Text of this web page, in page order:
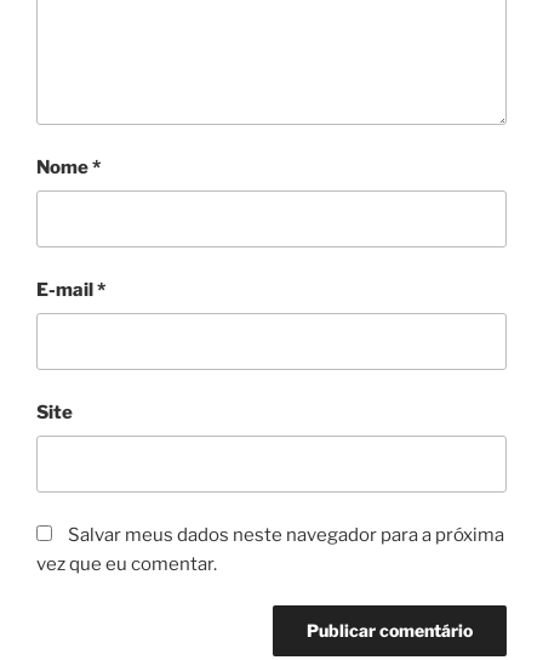
Nome*
E-mail*
Site
Salvar meus dados neste navegador para a próxima
vez que eu comentar.